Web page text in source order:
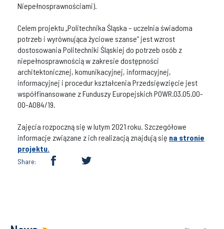
Niepełnosprawnościami).
Celem projektu „Politechnika Śląska – uczelnia świadoma
potrzeb i wyrównująca życiowe szanse” jest wzrost
dostosowania Politechniki Śląskiej do potrzeb osób z
niepełnosprawnością w zakresie dostępności
architektonicznej, komunikacyjnej, informacyjnej,
informacyjnej i procedur kształcenia Przedsięwzięcie jest
współfinansowane z Funduszy Europejskich POWR.03.05.00-
00-A084/19.
Zajęcia rozpoczną się w lutym 2021 roku. Szczegółowe
informacje związane z ich realizacją znajdują się na stronie
projektu.
Share: